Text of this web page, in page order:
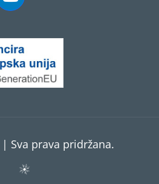
| Sva prava pridržana.